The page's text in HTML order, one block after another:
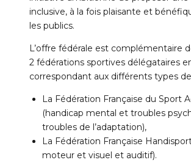
inclusive, à la fois plaisante et
les publics.
L’offre fédérale est complémentaire
2 fédérations sportives délégataires
correspondant aux différents types
La Fédération Française du Sport
(handicap mental et troubles
troubles de l’adaptation),
La Fédération Française
moteur et visuel et auditif).